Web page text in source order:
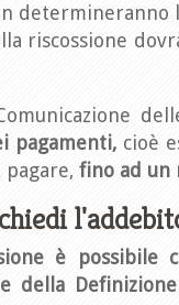
determineranno
riscossione
pagamenti, cioè
fino ad un
è possibile
della